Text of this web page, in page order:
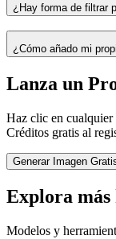
¿Hay forma de filtrar
¿Cómo añado mi
Lanza un
Haz clic en cualquier
Créditos gratis al
Generar Imagen
Explora
Modelos y